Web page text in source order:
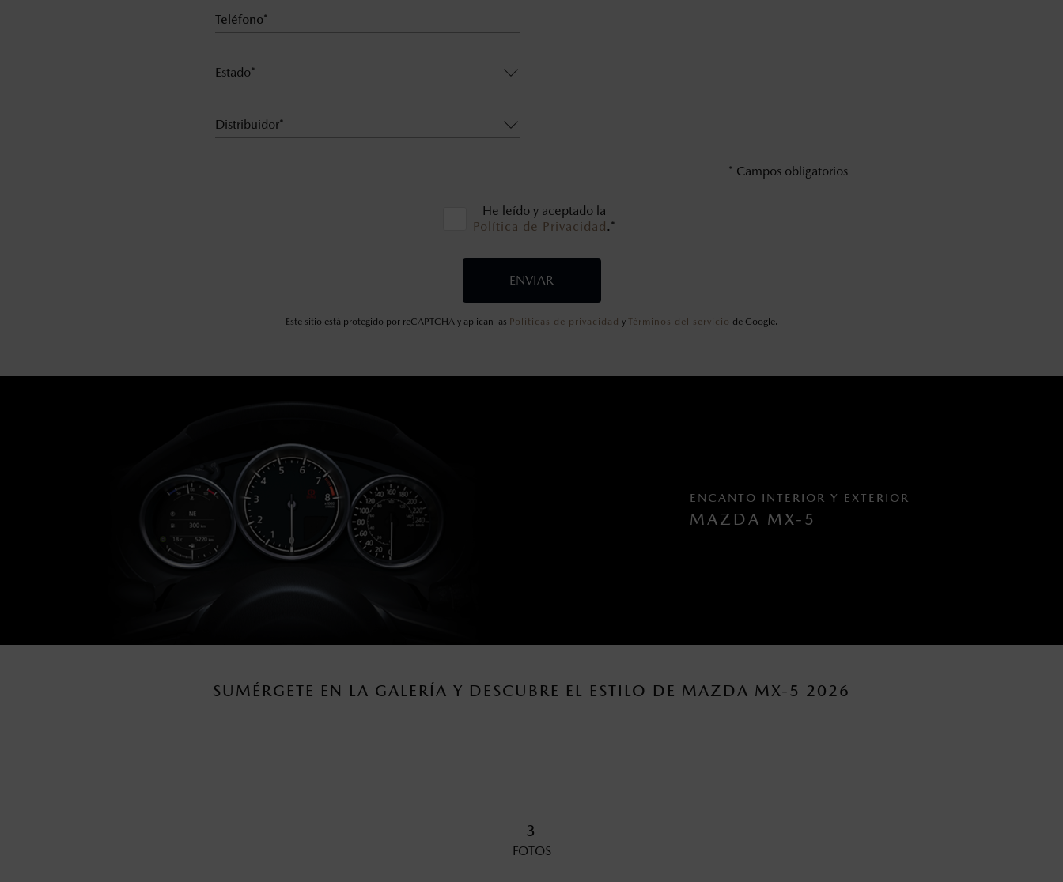
Estado*
Distribuidor*
* Campos obligatorios
He leído y aceptado la
Política de Privacidad.*
ENVIAR
Este sitio está protegido por reCAPTCHA y aplican las Políticas de privacidad y Términos del servicio de Google.
ENCANTO INTERIOR Y EXTERIOR
MAZDA MX-5
SUMÉRGETE EN LA GALERÍA Y DESCUBRE EL ESTILO DE MAZDA MX-5 2026
3
FOTOS